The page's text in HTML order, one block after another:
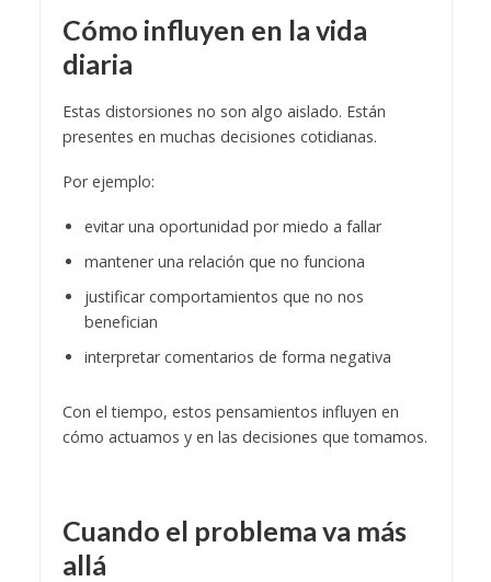
Cómo influyen en la vida
diaria
Estas distorsiones no son algo aislado. Están
presentes en muchas decisiones cotidianas.
Por ejemplo:
evitar una oportunidad por miedo a fallar
mantener una relación que no funciona
justificar comportamientos que no nos
benefician
interpretar comentarios de forma negativa
Con el tiempo, estos pensamientos influyen en
cómo actuamos y en las decisiones que tomamos.
Cuando el problema va más
allá